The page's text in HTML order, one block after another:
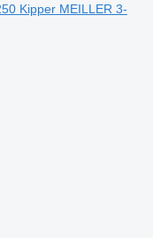
Kipper MEILLER 3-